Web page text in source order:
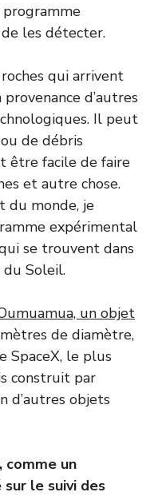
les détecter.
roches qui arrivent
d’autres
Il peut
de débris
être facile de faire
et autre chose.
du monde, je
expérimental
se trouvent dans
Soleil.
un objet
de diamètre,
SpaceX, le plus
construit par
d’autres objets
comme un
le suivi des